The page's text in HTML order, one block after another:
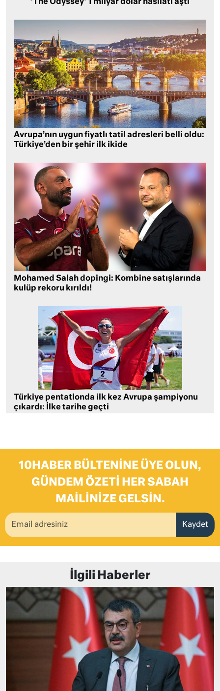
‘The Odyssey’ 1 milyar dolar hasılatı aştı
Avrupa’nın uygun fiyatlı tatil adresleri belli oldu:
Türkiye’den bir şehir ilk ikide
Mohamed Salah dopingi: Kombine satışlarında
kulüp rekoru kırıldı!
Türkiye pentatlonda ilk kez Avrupa şampiyonu
çıkardı: İlke tarihe geçti
10HABER BÜLTENINE ÜYE OLUN,
GÜNDEM ÖZETI HER SABAH
MAILINIZE GELSIN.
Kaydet
İlgili Haberler